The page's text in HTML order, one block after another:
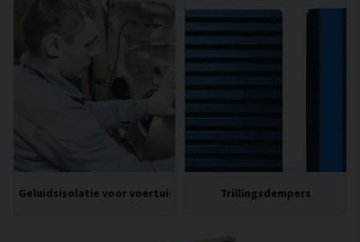
Geluidsisolatie voor voertuigen Trillingsdempers